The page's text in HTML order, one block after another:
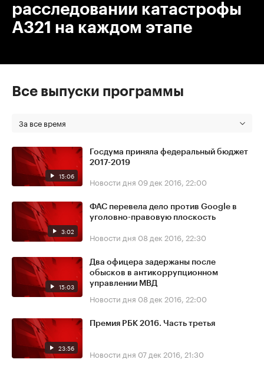
расследовании катастрофы
А321 на каждом этапе
Все выпуски программы
За все время
15:06
Госдума приняла федеральный бюджет
2017-2019
Новости дня 09 дек 2016, 22:00
3:02
ФАС перевела дело против Google в
уголовно-правовую плоскость
Новости дня 08 дек 2016, 22:30
15:03
Два офицера задержаны после
обысков в антикоррупционном
управлении МВД
Новости дня 08 дек 2016, 22:00
23:56
Премия РБК 2016. Часть третья
Новости дня 07 дек 2016, 21:30